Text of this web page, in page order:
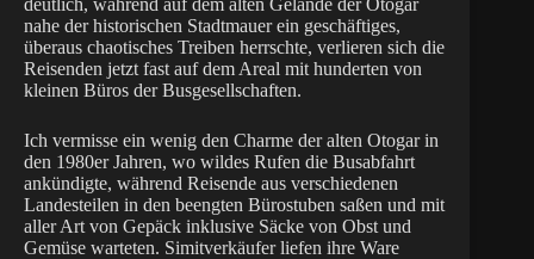
deutlich, während auf dem alten Gelände der Otogar
nahe der historischen Stadtmauer ein geschäftiges,
überaus chaotisches Treiben herrschte, verlieren sich die
Reisenden jetzt fast auf dem Areal mit hunderten von
kleinen Büros der Busgesellschaften.
Ich vermisse ein wenig den Charme der alten Otogar in
den 1980er Jahren, wo wildes Rufen die Busabfahrt
ankündigte, während Reisende aus verschiedenen
Landesteilen in den beengten Bürostuben saßen und mit
aller Art von Gepäck inklusive Säcke von Obst und
Gemüse warteten. Simitverkäufer liefen ihre Ware